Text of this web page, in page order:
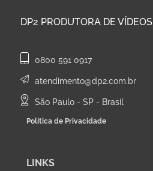
DP2 PRODUTORA DE VÍDEOS
0800 591 0917
atendimento@dp2.com.br
São Paulo - SP - Brasil
Política de Privacidade
LINKS